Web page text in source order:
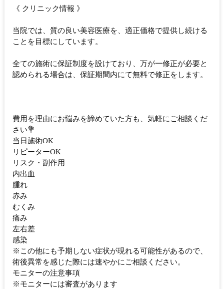
《 クリニック情報 》
当院では、質の良い美容医療を、適正価格で提供し続ける
ことを目標にしています。
全ての施術に保証制度を設けており、万が一修正が必要と
認められる場合は、保証期間内にて無料で修正をします。
費用を理由にお悩みを諦めていた方も、気軽にご相談くだ
さい💐
当日施術OK
リピーターOK
リスク・副作用
内出血
腫れ
赤み
むくみ
痛み
左右差
感染
※この他にも予期しない症状が現れる可能性があるので、
術後異常を感じた際には速やかにご相談ください。
モニターの注意事項
※モニターには審査があります